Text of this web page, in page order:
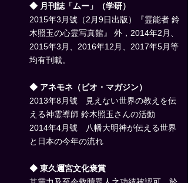
◆ 月刊誌「ムー」（学研）
2015年3月號（2月9日出版）『霊能者 鈴
木照玉の心霊写真館』 外，2014年2月、
2015年3月、2016年12月、2017年5月等
均有刊載。
◆ アネモネ（ビオ・マガジン）
2013年8月號 見えない世界の教えを伝
える神霊導師 鈴木照玉さんの活動
2014年4月號 八幡大明神が伝える世界
と日本の今年の流れ
◆ 東久邇宮文化褒賞